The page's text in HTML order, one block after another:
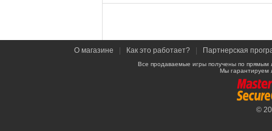
О магазине Как это работает? Партнерская
Все продаваемые игры получены по
Мы гарантируем
©